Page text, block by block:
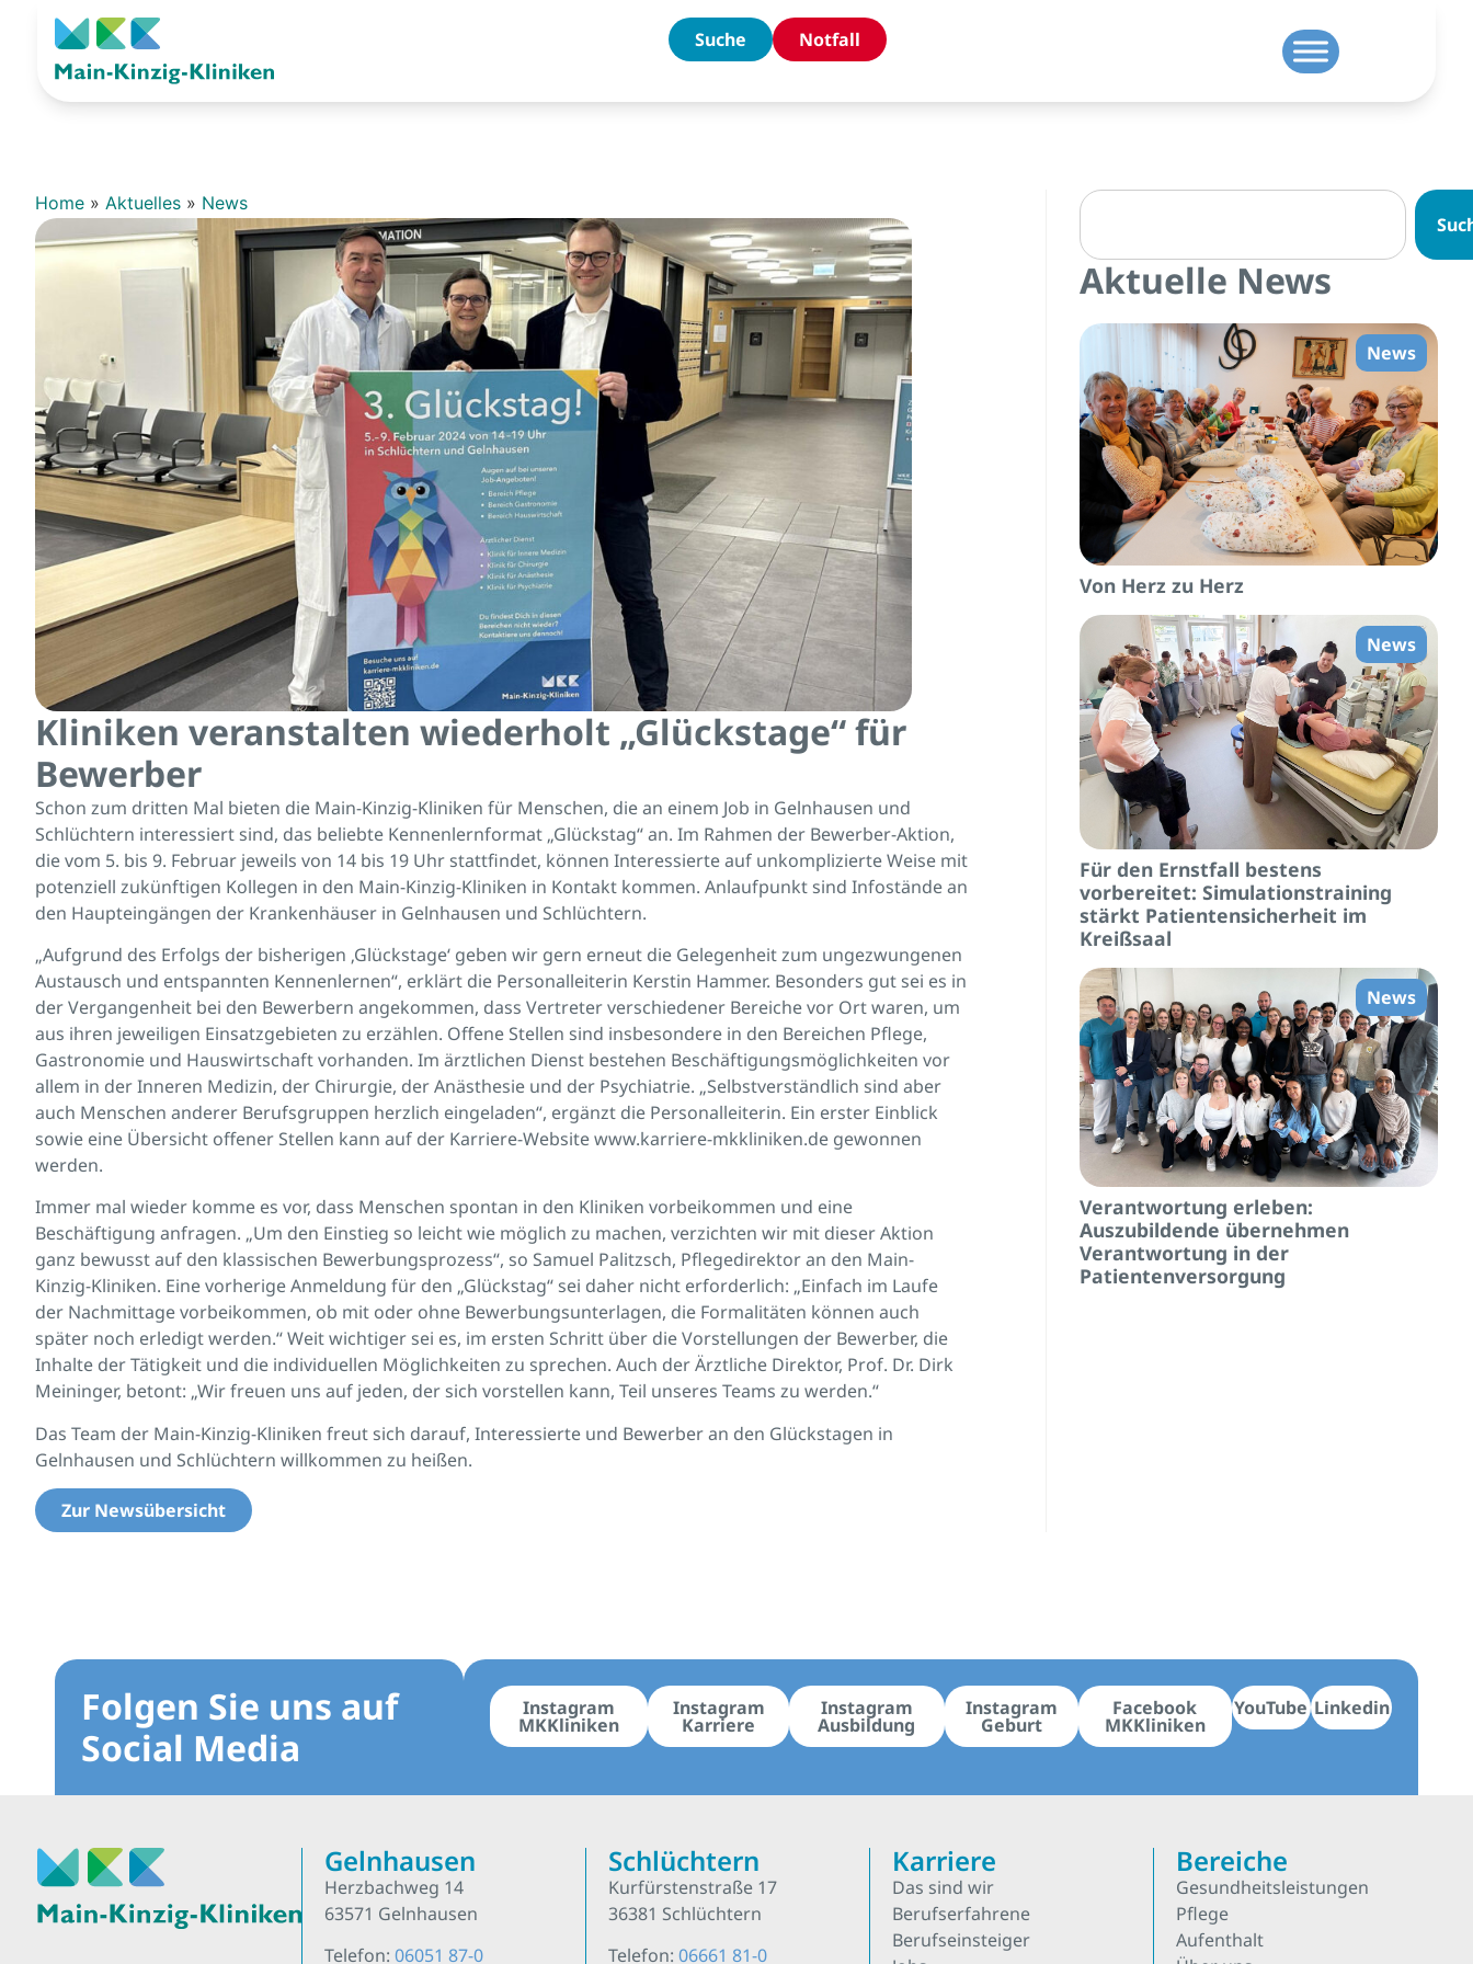
Suche Notfall
Home » Aktuelles » News
Kliniken veranstalten wiederholt „Glückstage“ für
Bewerber
Schon zum dritten Mal bieten die Main-Kinzig-Kliniken für Menschen, die an einem Job in Gelnhausen und
Schlüchtern interessiert sind, das beliebte Kennenlernformat „Glückstag“ an. Im Rahmen der Bewerber-Aktion,
die vom 5. bis 9. Februar jeweils von 14 bis 19 Uhr stattfindet, können Interessierte auf unkomplizierte Weise mit
potenziell zukünftigen Kollegen in den Main-Kinzig-Kliniken in Kontakt kommen. Anlaufpunkt sind Infostände an
den Haupteingängen der Krankenhäuser in Gelnhausen und Schlüchtern.
„Aufgrund des Erfolgs der bisherigen ‚Glückstage‘ geben wir gern erneut die Gelegenheit zum ungezwungenen
Austausch und entspannten Kennenlernen“, erklärt die Personalleiterin Kerstin Hammer. Besonders gut sei es in
der Vergangenheit bei den Bewerbern angekommen, dass Vertreter verschiedener Bereiche vor Ort waren, um
aus ihren jeweiligen Einsatzgebieten zu erzählen. Offene Stellen sind insbesondere in den Bereichen Pflege,
Gastronomie und Hauswirtschaft vorhanden. Im ärztlichen Dienst bestehen Beschäftigungsmöglichkeiten vor
allem in der Inneren Medizin, der Chirurgie, der Anästhesie und der Psychiatrie. „Selbstverständlich sind aber
auch Menschen anderer Berufsgruppen herzlich eingeladen“, ergänzt die Personalleiterin. Ein erster Einblick
sowie eine Übersicht offener Stellen kann auf der Karriere-Website www.karriere-mkkliniken.de gewonnen
werden.
Immer mal wieder komme es vor, dass Menschen spontan in den Kliniken vorbeikommen und eine
Beschäftigung anfragen. „Um den Einstieg so leicht wie möglich zu machen, verzichten wir mit dieser Aktion
ganz bewusst auf den klassischen Bewerbungsprozess“, so Samuel Palitzsch, Pflegedirektor an den Main-
Kinzig-Kliniken. Eine vorherige Anmeldung für den „Glückstag“ sei daher nicht erforderlich: „Einfach im Laufe
der Nachmittage vorbeikommen, ob mit oder ohne Bewerbungsunterlagen, die Formalitäten können auch
später noch erledigt werden.“ Weit wichtiger sei es, im ersten Schritt über die Vorstellungen der Bewerber, die
Inhalte der Tätigkeit und die individuellen Möglichkeiten zu sprechen. Auch der Ärztliche Direktor, Prof. Dr. Dirk
Meininger, betont: „Wir freuen uns auf jeden, der sich vorstellen kann, Teil unseres Teams zu werden.“
Das Team der Main-Kinzig-Kliniken freut sich darauf, Interessierte und Bewerber an den Glückstagen in
Gelnhausen und Schlüchtern willkommen zu heißen.
Zur Newsübersicht
Aktuelle News
News
Von Herz zu Herz
News
Für den Ernstfall bestens
vorbereitet: Simulationstraining
stärkt Patientensicherheit im
Kreißsaal
News
Verantwortung erleben:
Auszubildende übernehmen
Verantwortung in der
Patientenversorgung
Folgen Sie uns auf
Social Media
Instagram
MKKliniken
Instagram
Karriere
Instagram
Ausbildung
Instagram
Geburt
Facebook
MKKliniken
YouTube Linkedin
Gelnhausen
Herzbachweg 14
63571 Gelnhausen
Telefon:06051 87-0
Schlüchtern
Kurfürstenstraße 17
36381 Schlüchtern
Telefon:06661 81-0
Karriere
Das sind wir
Berufserfahrene
Berufseinsteiger
Bereiche
Gesundheitsleistungen
Pflege
Aufenthalt